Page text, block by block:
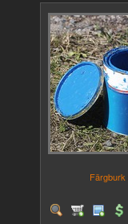
Färgburk